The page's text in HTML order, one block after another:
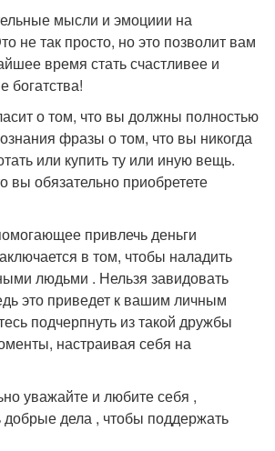
мысли и эмоциии на
не так просто, но это позволит вам
время стать счастливее и
богатства!
о том, что вы должны полностью
фразы о том, что вы никогда
или купить ту или иную вещь.
вы обязательно приобретете
привлечь деньги
в том, чтобы наладить
людьми . Нельзя завидовать
это приведет к вашим личным
подчерпнуть из такой дружбы
настраивая себя на
уважайте и любите себя ,
добрые дела , чтобы поддержать